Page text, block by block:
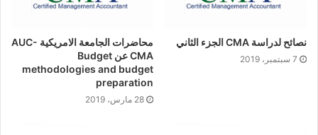
نصائح لدراسة CMA الجزء الثاني
7 سبتمبر، 2019
محاضرات الجامعة الامريكية AUC-
CMA عن Budget
methodologies and budget
preparation
28 مارس، 2019